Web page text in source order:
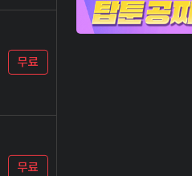
무료
무료